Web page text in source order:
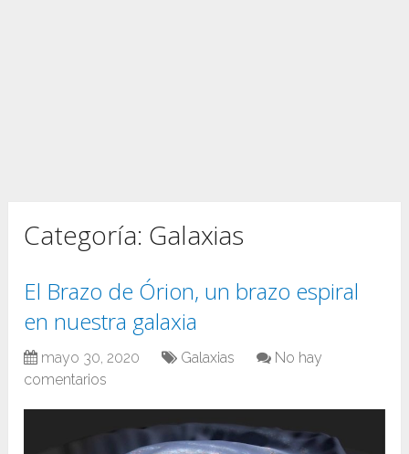
Categoría: Galaxias
El Brazo de Órion, un brazo espiral
en nuestra galaxia
mayo 30, 2020 Galaxias
No hay
comentarios